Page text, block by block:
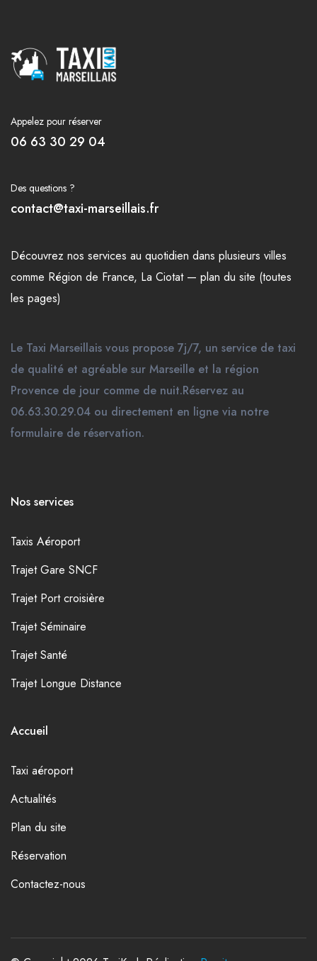
Appelez pour réserver
06 63 30 29 04
Des questions ?
contact@taxi-marseillais.fr
Découvrez nos services au quotidien dans plusieurs villes
comme Région de France, La Ciotat— plan du site (toutes
les pages)
Le Taxi Marseillais vous propose 7j/7, un service de taxi
de qualité et agréable sur Marseille et la région
Provence de jour comme de nuit.Réservez au
06.63.30.29.04 ou directement en ligne via notre
formulaire de réservation.
Nos services
Taxis Aéroport
Trajet Gare SNCF
Trajet Port croisière
Trajet Séminaire
Trajet Santé
Trajet Longue Distance
Accueil
Taxi aéroport
Actualités
Plan du site
Réservation
Contactez-nous